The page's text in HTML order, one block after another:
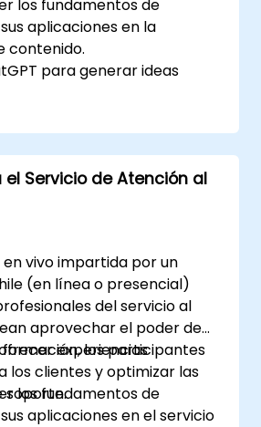
los fundamentos de
aplicaciones en la
contenido.
para generar ideas
y relevancia del
la asistencia de ChatGPT.
las mejores prácticas para
en los flujos de trabajo de
el Servicio de Atención al
vivo impartida por un
(en línea o presencial)
del servicio al
aprovechar el poder de
experiencias
los clientes y optimizar las
soporte.
formación, los participantes
los fundamentos de
aplicaciones en el servicio